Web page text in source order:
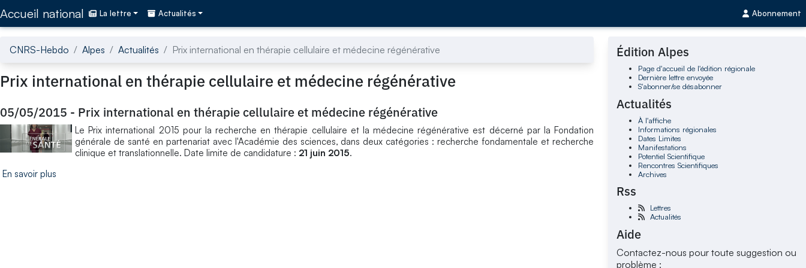
Accueil national La lettre Actualités Abonnement
CNRS-Hebdo Alpes Actualités Prix international en thérapie cellulaire et médecine régénérative
Prix international en thérapie cellulaire et médecine régénérative
05/05/2015 - Prix international en thérapie cellulaire et médecine régénérative
Le Prix international 2015 pour la recherche en thérapie cellulaire et la médecine régénérative est décerné par la Fondation
générale de santé en partenariat avec l'Académie des sciences, dans deux catégories : recherche fondamentale et recherche
clinique et translationnelle. Date limite de candidature : 21 juin 2015.
En savoir plus
Édition Alpes
Page d'accueil de l'édition régionale
Dernière lettre envoyée
S'abonner/se désabonner
Actualités
À l'affiche
Informations régionales
Dates Limites
Manifestations
Potentiel Scientifique
Rencontres Scientifiques
Archives
Rss
Lettres
Actualités
Aide
Contactez-nous pour toute suggestion ou
problème :